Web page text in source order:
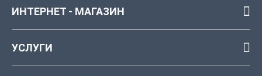
ИНТЕРНЕТ - МАГАЗИН
УСЛУГИ